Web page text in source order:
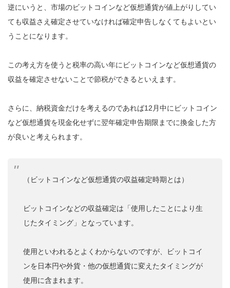
逆にいうと、市場のビットコインなど仮想通貨が値上がりしてい
ても収益さえ確定させていなければ確定申告しなくてもよいとい
うことになります。
この考え方を使うと税率の高い年にビットコインなど仮想通貨の
収益を確定させないことで節税ができるといえます。
さらに、納税資金だけを考えるのであれば12月中にビットコイン
など仮想通貨を現金化せずに翌年確定申告期限までに換金した方
が良いと考えられます。
（ビットコインなど仮想通貨の収益確定時期とは）
ビットコインなどの収益確定は「使用したことにより生
じたタイミング」となっています。
使用といわれるとよくわからないのですが、ビットコイ
ンを日本円や外貨・他の仮想通貨に変えたタイミングが
使用に含まれます。